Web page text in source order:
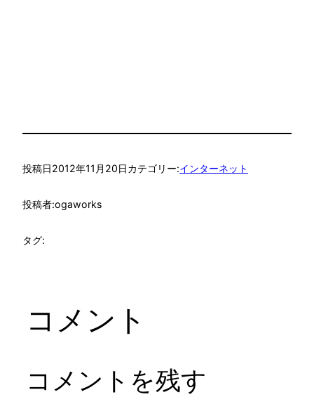
投稿日2012年11月20日カテゴリー:インターネット
投稿者:ogaworks
タグ:
コメント
コメントを残す